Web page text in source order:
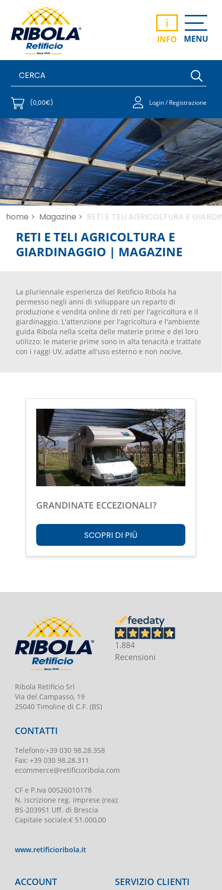
i
INFO MENU
(0,00€) Login / Registrazione
home > Magazine > RETI E TELI AGRICOLTURA E
RETI E TELI AGRICOLTURA E
GIARDINAGGIO | MAGAZINE
La pluriennale esperienza del Retificio Ribola ha
permesso negli anni di sviluppare un reparto di
produzione e vendita online di reti per l'agricoltura e il
giardinaggio. L'attenzione per l'agricoltura e l'ambiente
guida Ribola nella scelta delle materie prime e del loro
utilizzo: le materie prime sono in alta tenacità e trattate
con i raggi UV, adatte all'uso esterno e non nocive.
GRANDINATE ECCEZIONALI?
SCOPRI DI PIÙ
Ribola Retificio Srl
Via del Campasso, 19
25040 Timoline di C.F. (BS)
1.884
Recensioni
CONTATTI
Telefono:+39 030 98.28.358
Fax: +39 030 98.28.311
ecommerce@retificioribola.com
CF e P.Iva 00526010178
N. iscrizione reg. imprese (rea):
BS-203951 Uff. di Brescia
Capitale sociale:€ 51.000,00
www.retificioribola.it
ACCOUNT SERVIZIO CLIENTI